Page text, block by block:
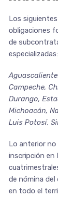
Los
obligaciones
de
especializadas:
Campeche,
Durango,
Michoacán,
Luis Potosí,
Lo anterior
inscripción en
de nómina
en todo el